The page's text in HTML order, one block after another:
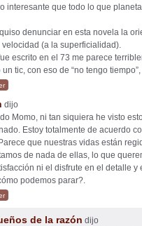
interesante que todo lo que
denunciar en esta novela la
velocidad (a la superficialidad).
escrito en el 73 me parece
tic, con eso de “no tengo
dijo
Momo, ni tan siquiera he visto
Estoy totalmente de acuerdo
que nuestras vidas están
de nada de ellas, lo que
ni el disfrute en el detalle y
podemos parar?.
de la razón dijo